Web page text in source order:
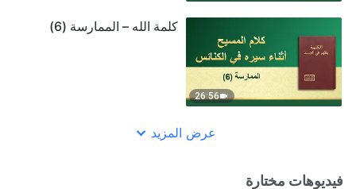
26:56
كلمة الله – الممارسة (6)
عرض المزيد
فيديوهات مختارة